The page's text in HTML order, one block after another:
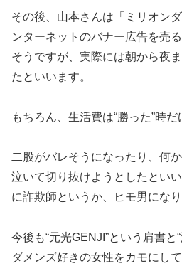
その後、山本さんは「ミリオン
ンターネットのバナー広告を売
そうですが、実際には朝から夜
たといいます。
もちろん、生活費は“勝った”時だ
二股がバレそうになったり、何
泣いて切り抜けようとしたとい
に詐欺師というか、ヒモ男にな
今後も“元光GENJI”という肩書と
ダメンズ好きの女性をカモにし